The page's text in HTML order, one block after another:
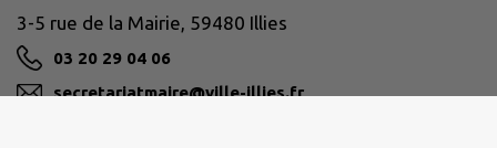
3-5 rue de la Mairie, 59480 Illies
03 20 29 04 06
secretariatmaire@ville-illies.fr